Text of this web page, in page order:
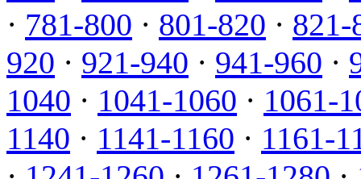
· 781-800 · 801-820 · 821-
920 · 921-940 · 941-960 ·
1040 · 1041-1060 · 1061-
1140 · 1141-1160 · 1161-